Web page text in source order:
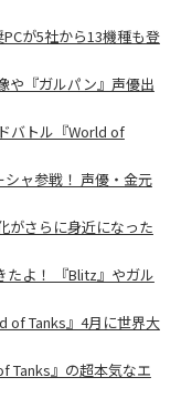
が5社から13機種も登
や『ガルパン』声優出
バトル『World of
シャ参戦！ 声優・金元
がさらに身近になった
たよ！ 『Blitz』やガル
of Tanks』4月に世界大
Tanks』の超本気なエ